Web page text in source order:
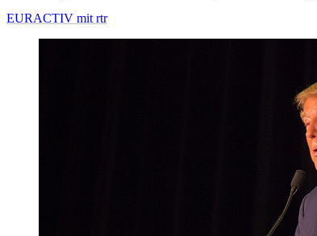
EURACTIV mit rtr